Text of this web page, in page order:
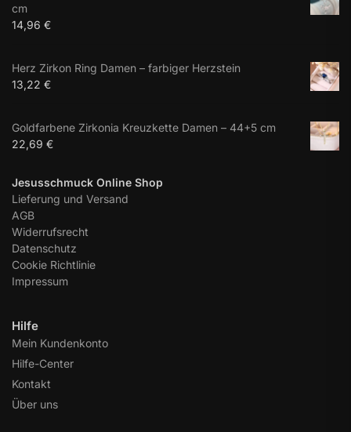
cm
14,96 €
Herz Zirkon Ring Damen – farbiger Herzstein
13,22 €
Goldfarbene Zirkonia Kreuzkette Damen – 44+5 cm
22,69 €
Jesusschmuck Online Shop
Lieferung und Versand
AGB
Widerrufsrecht
Datenschutz
Cookie Richtlinie
Impressum
Hilfe
Mein Kundenkonto
Hilfe-Center
Kontakt
Über uns